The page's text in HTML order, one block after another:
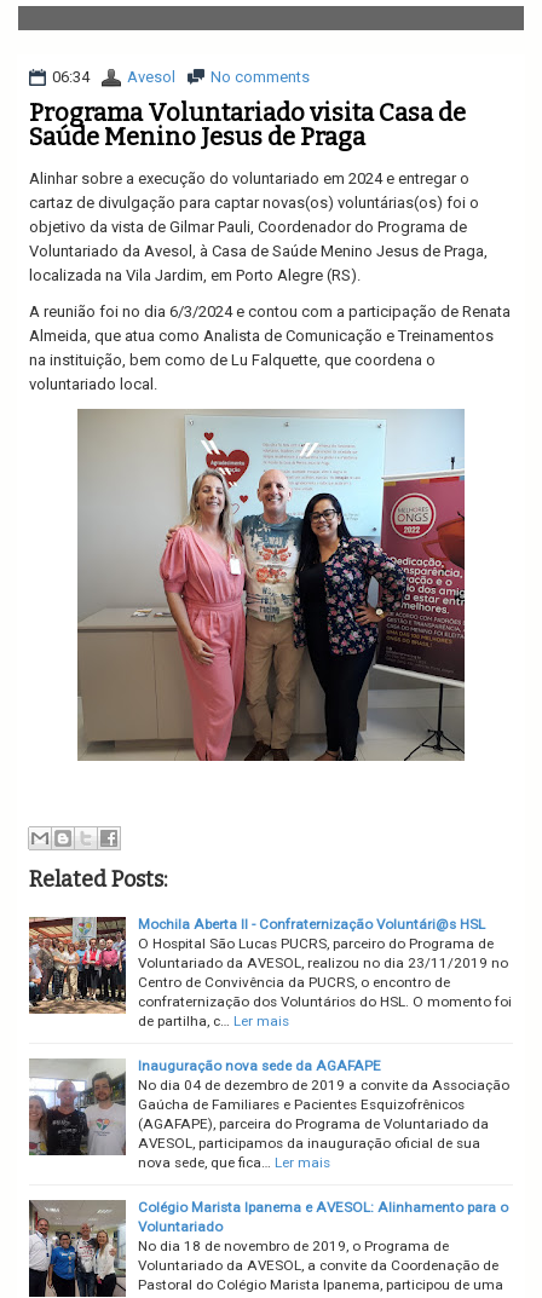
v
i
a
i
o
06:34 Avesol No comments
Programa Voluntariado visita Casa de
Saúde Menino Jesus de Praga
Alinhar sobre a execução do voluntariado em 2024 e entregar o
cartaz de divulgação para captar novas(os) voluntárias(os) foi o
objetivo da vista de Gilmar Pauli, Coordenador do Programa de
Voluntariado da Avesol, à Casa de Saúde Menino Jesus de Praga,
localizada na Vila Jardim, em Porto Alegre (RS).
A reunião foi no dia 6/3/2024 e contou com a participação de Renata
Almeida, que atua como Analista de Comunicação e Treinamentos
na instituição, bem como de Lu Falquette, que coordena o
voluntariado local.
Related Posts:
Mochila Aberta II - Confraternização Voluntári@s HSL
O Hospital São Lucas PUCRS, parceiro do Programa de
Voluntariado da AVESOL, realizou no dia 23/11/2019 no
Centro de Convivência da PUCRS, o encontro de
confraternização dos Voluntários do HSL. O momento foi
de partilha, c… Ler mais
Inauguração nova sede da AGAFAPE
No dia 04 de dezembro de 2019 a convite da Associação
Gaúcha de Familiares e Pacientes Esquizofrênicos
(AGAFAPE), parceira do Programa de Voluntariado da
AVESOL, participamos da inauguração oficial de sua
nova sede, que fica… Ler mais
Colégio Marista Ipanema e AVESOL: Alinhamento para o
Voluntariado
No dia 18 de novembro de 2019, o Programa de
Voluntariado da AVESOL, a convite da Coordenação de
Pastoral do Colégio Marista Ipanema, participou de uma